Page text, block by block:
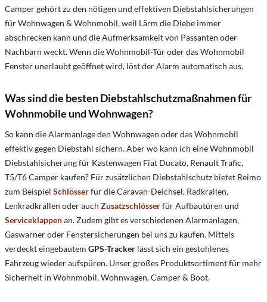
Camper gehört zu den nötigen und effektiven Diebstahlsicherungen
für Wohnwagen & Wohnmobil, weil Lärm die Diebe immer
abschrecken kann und die Aufmerksamkeit von Passanten oder
Nachbarn weckt. Wenn die Wohnmobil-Tür oder das Wohnmobil
Fenster unerlaubt geöffnet wird, löst der Alarm automatisch aus.
Was sind die besten Diebstahlschutzmaßnahmen für
Wohnmobile und Wohnwagen?
So kann die Alarmanlage den Wohnwagen oder das Wohnmobil
effektiv gegen Diebstahl sichern. Aber wo kann ich eine Wohnmobil
Diebstahlsicherung für Kastenwagen Fiat Ducato, Renault Trafic,
T5/T6 Camper kaufen? Für zusätzlichen Diebstahlschutz bietet Reimo
zum Beispiel Schlösserfür die Caravan-Deichsel, Radkrallen,
Lenkradkrallen oder auch Zusatzschlösserfür Aufbautüren und
Serviceklappenan. Zudem gibt es verschiedenen Alarmanlagen,
Gaswarner oder Fenstersicherungen bei uns zu kaufen. Mittels
verdeckt eingebautem GPS-Tracker lässt sich ein gestohlenes
Fahrzeug wieder aufspüren. Unser großes Produktsortiment für mehr
Sicherheit in Wohnmobil, Wohnwagen, Camper & Boot.